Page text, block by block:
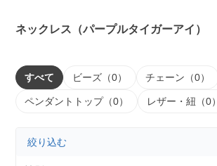
ネックレス（パープルタイガーアイ）
すべて ビーズ（0） チェーン（0）
ペンダントトップ（0） レザー・紐（0）
絞り込む